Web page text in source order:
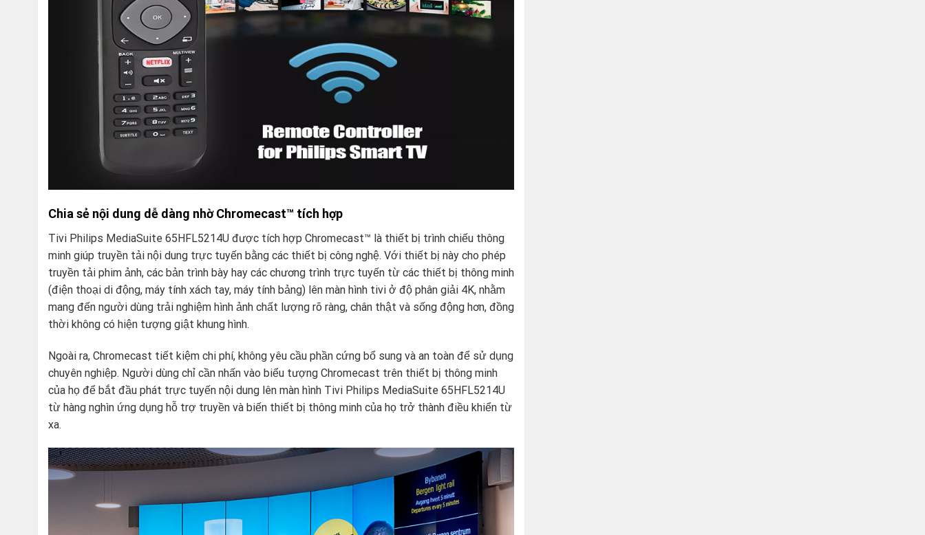
Chia sẻ nội dung dễ dàng nhờ Chromecast™ tích hợp
Tivi Philips MediaSuite 65HFL5214U được tích hợp Chromecast™ là thiết bị trình chiếu thông
minh giúp truyền tải nội dung trực tuyến bằng các thiết bị công nghệ. Với thiết bị này cho phép
truyền tải phim ảnh, các bản trình bày hay các chương trình trực tuyến từ các thiết bị thông minh
(điện thoại di động, máy tính xách tay, máy tính bảng) lên màn hình tivi ở độ phân giải 4K, nhằm
mang đến người dùng trải nghiệm hình ảnh chất lượng rõ ràng, chân thật và sống động hơn, đồng
thời không có hiện tượng giật khung hình.
Ngoài ra, Chromecast tiết kiệm chi phí, không yêu cầu phần cứng bổ sung và an toàn để sử dụng
chuyên nghiệp. Người dùng chỉ cần nhấn vào biểu tượng Chromecast trên thiết bị thông minh
của họ để bắt đầu phát trực tuyến nội dung lên màn hình Tivi Philips MediaSuite 65HFL5214U
từ hàng nghìn ứng dụng hỗ trợ truyền và biến thiết bị thông minh của họ trở thành điều khiển từ
xa.